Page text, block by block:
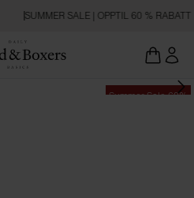
SUMMER SALE | OPPTIL 60 % RABATT
Summer Sale 60%